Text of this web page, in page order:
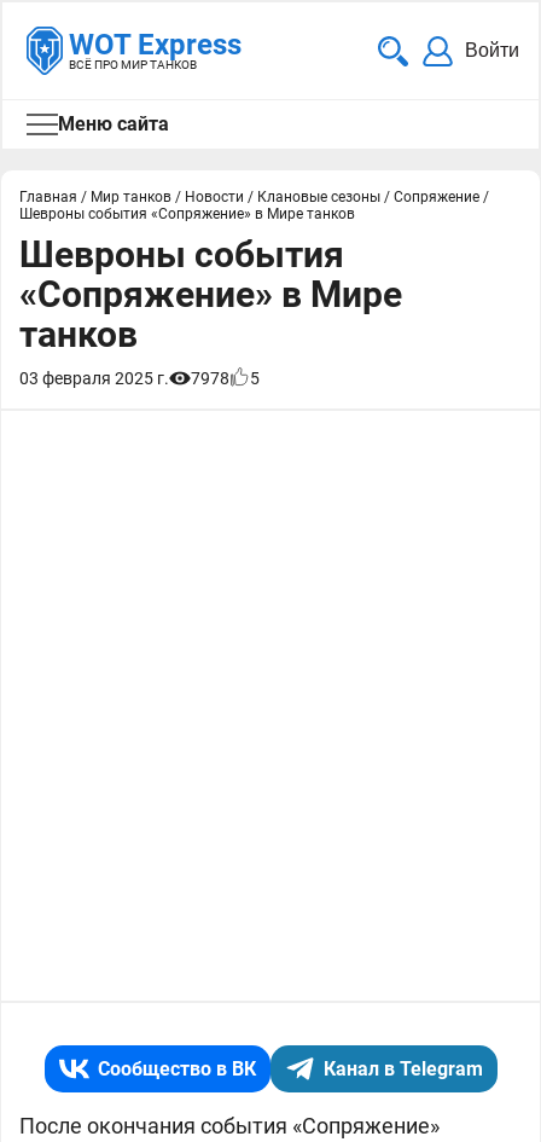
WOT Express
ВСЁ ПРО МИР ТАНКОВ
Войти
Меню сайта
Главная / Мир танков / Новости / Клановые сезоны / Сопряжение /
Шевроны события «Сопряжение» в Мире танков
Шевроны события
«Сопряжение» в Мире
танков
03 февраля 2025 г. 7978 5
Сообщество в ВК Канал в Telegram
После окончания события «Сопряжение»